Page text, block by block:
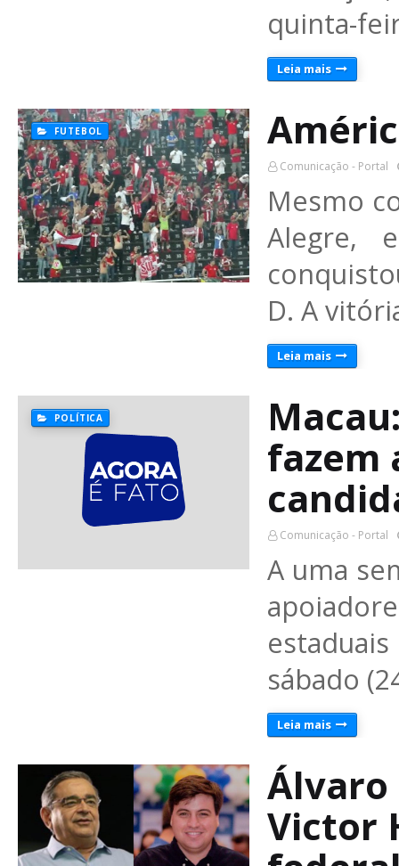
quinta-
Leia mais
FUTEBOL
Comunicação - Portal
Mesmo
Alegre,
D. A
Leia mais
POLÍTICA
fazem
Comunicação - Portal
A uma
sábado
Leia mais
Álvaro
Victor